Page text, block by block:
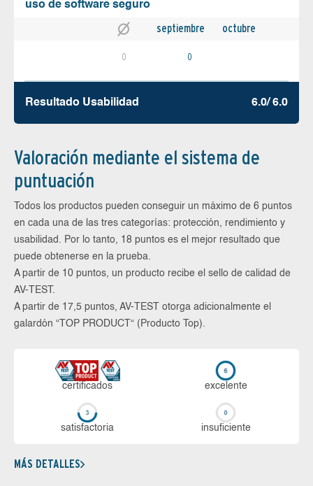
uso de software seguro
septiembre octubre
0 0
Resultado Usabilidad 6.0/ 6.0
Valoración mediante el sistema de
puntuación
Todos los productos pueden conseguir un máximo de 6 puntos
en cada una de las tres categorías: protección, rendimiento y
usabilidad. Por lo tanto, 18 puntos es el mejor resultado que
puede obtenerse en la prueba.
A partir de 10 puntos, un producto recibe el sello de calidad de
AV-TEST.
A partir de 17,5 puntos, AV-TEST otorga adicionalmente el
galardón “TOP PRODUCT“ (Producto Top).
certi­ficados ex­ce­len­te
sa­tis­fac­to­ria in­su­fi­cien­te
MÁS DETALLES